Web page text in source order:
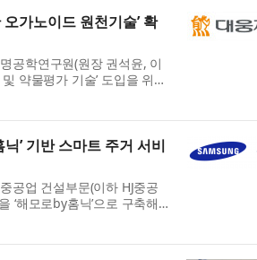
가노이드 원천기술’ 확
공학연구원(원장 권석윤, 이
약물평가 기술’ 도입을 위한
혔다. 간 오가노이드는 줄기
’ 기반 스마트 주거 서비
공업 건설부문(이하 HJ중공
‘해모로by홈닉’으로 구축해
산은 7월 14일 서울 HJ중공